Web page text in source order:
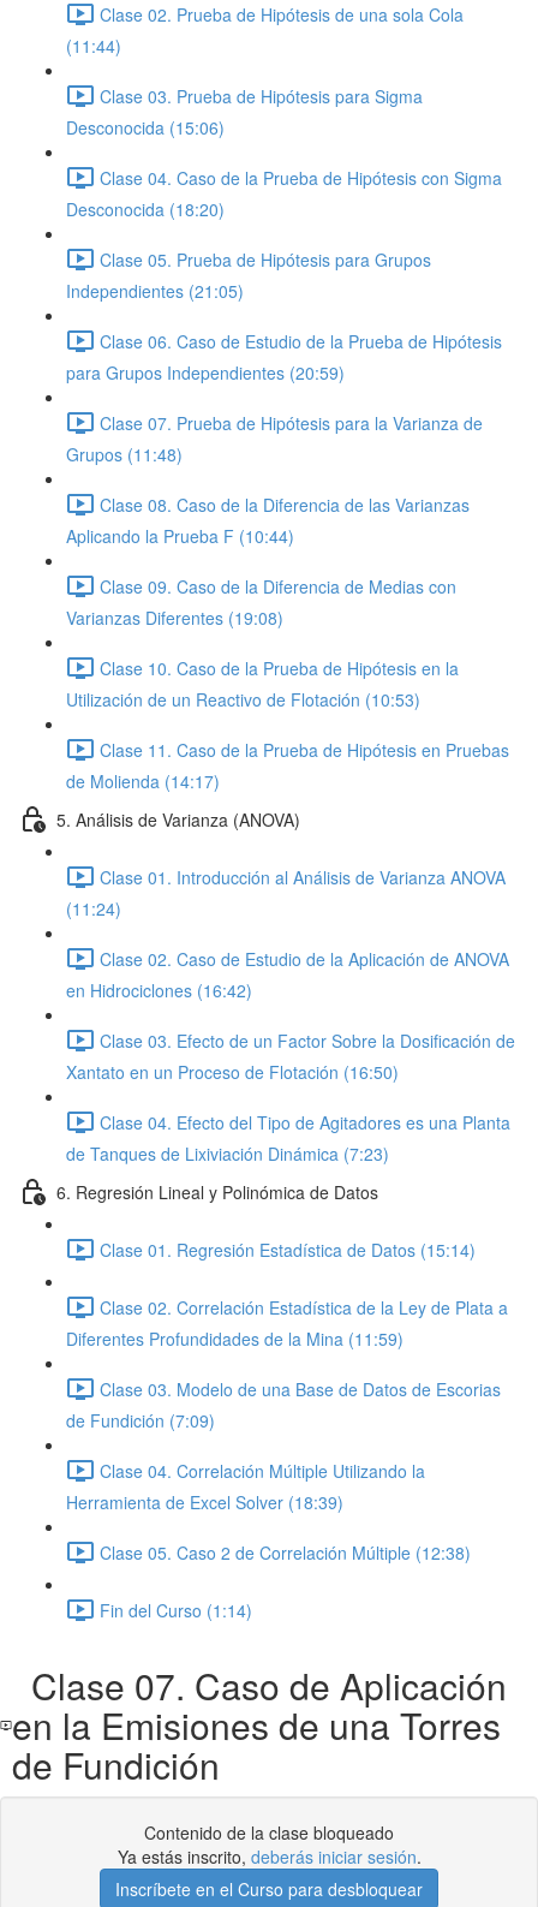
Clase 02. Prueba de Hipótesis de una sola Cola
(11:44)
Clase 03. Prueba de Hipótesis para Sigma
Desconocida (15:06)
Clase 04. Caso de la Prueba de Hipótesis con Sigma
Desconocida (18:20)
Clase 05. Prueba de Hipótesis para Grupos
Independientes (21:05)
Clase 06. Caso de Estudio de la Prueba de Hipótesis
para Grupos Independientes (20:59)
Clase 07. Prueba de Hipótesis para la Varianza de
Grupos (11:48)
Clase 08. Caso de la Diferencia de las Varianzas
Aplicando la Prueba F (10:44)
Clase 09. Caso de la Diferencia de Medias con
Varianzas Diferentes (19:08)
Clase 10. Caso de la Prueba de Hipótesis en la
Utilización de un Reactivo de Flotación (10:53)
Clase 11. Caso de la Prueba de Hipótesis en Pruebas
de Molienda (14:17)
5. Análisis de Varianza (ANOVA)
Clase 01. Introducción al Análisis de Varianza ANOVA
(11:24)
Clase 02. Caso de Estudio de la Aplicación de ANOVA
en Hidrociclones (16:42)
Clase 03. Efecto de un Factor Sobre la Dosificación de
Xantato en un Proceso de Flotación (16:50)
Clase 04. Efecto del Tipo de Agitadores es una Planta
de Tanques de Lixiviación Dinámica (7:23)
6. Regresión Lineal y Polinómica de Datos
Clase 01. Regresión Estadística de Datos (15:14)
Clase 02. Correlación Estadística de la Ley de Plata a
Diferentes Profundidades de la Mina (11:59)
Clase 03. Modelo de una Base de Datos de Escorias
de Fundición (7:09)
Clase 04. Correlación Múltiple Utilizando la
Herramienta de Excel Solver (18:39)
Clase 05. Caso 2 de Correlación Múltiple (12:38)
Fin del Curso (1:14)
Clase 07. Caso de Aplicación
en la Emisiones de una Torres
de Fundición
Contenido de la clase bloqueado
Ya estás inscrito, deberás iniciar sesión.
Inscríbete en el Curso para desbloquear